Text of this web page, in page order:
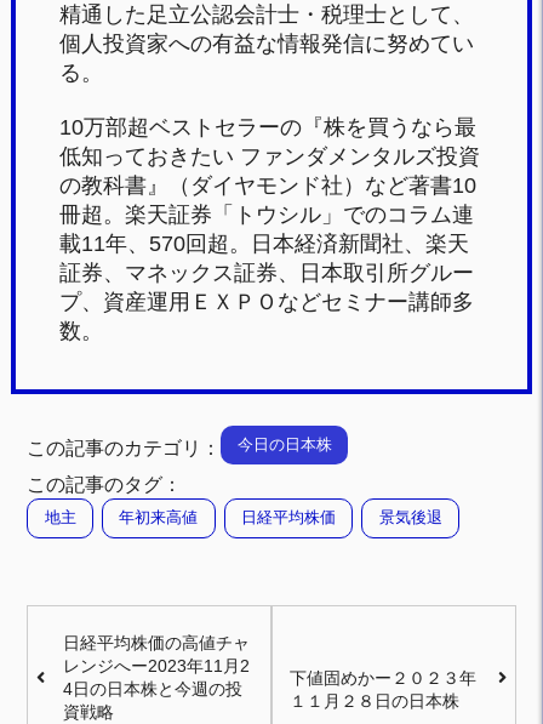
精通した足立公認会計士・税理士として、
個人投資家への有益な情報発信に努めてい
る。
10万部超ベストセラーの『株を買うなら最
低知っておきたい ファンダメンタルズ投資
の教科書』（ダイヤモンド社）など著書10
冊超。楽天証券「トウシル」でのコラム連
載11年、570回超。日本経済新聞社、楽天
証券、マネックス証券、日本取引所グルー
プ、資産運用ＥＸＰＯなどセミナー講師多
数。
この記事のカテゴリ： 今日の日本株
この記事のタグ：
地主 年初来高値 日経平均株価 景気後退
日経平均株価の高値チャ
レンジへー2023年11月2
4日の日本株と今週の投
資戦略
下値固めかー２０２３年
１１月２８日の日本株